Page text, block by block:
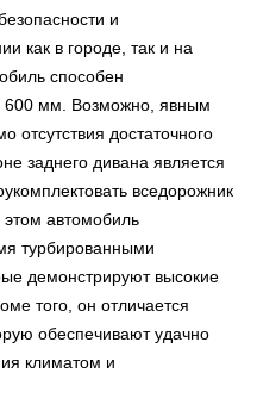
и
как в городе, так и на
способен
600 мм. Возможно, явным
отсутствия достаточного
заднего дивана является
вседорожник
автомобиль
турбированными
демонстрируют высокие
того, он отличается
обеспечивают удачно
климатом и